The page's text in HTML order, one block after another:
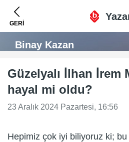
GERİ
Binay Kazan
Güzelyalı İlhan İrem
hayal mi oldu?
23 Aralık 2024 Pazartesi, 16:56
Hepimiz çok iyi biliyoruz ki; bu